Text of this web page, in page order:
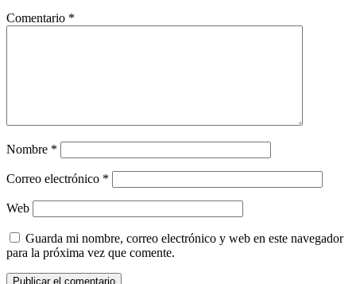
Comentario *
Nombre *
Correo electrónico *
Web
Guarda mi nombre, correo electrónico y web en este navegador
para la próxima vez que comente.